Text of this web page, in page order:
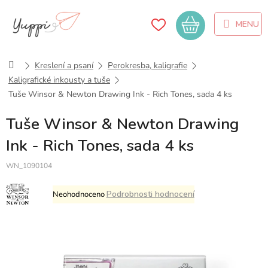
obsah
Nákupní
košík
DomůKreslení a psaní
Perokresba, kaligrafie
Kaligrafické inkousty a tuše
Tuše Winsor & Newton Drawing Ink - Rich Tones, sada 4 ks
Tuše Winsor & Newton Drawing
Ink - Rich Tones, sada 4 ks
WN_1090104
Průměrné
hodnocení
NeohodnocenoPodrobnosti hodnocení